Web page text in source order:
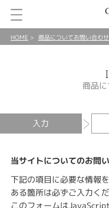
HOME 商品についてお問い合わせ
商品
入力
当サイトについてのお問
下記の項目に必要な情報
ある箇所は必ずご入力くだ
このフォームは